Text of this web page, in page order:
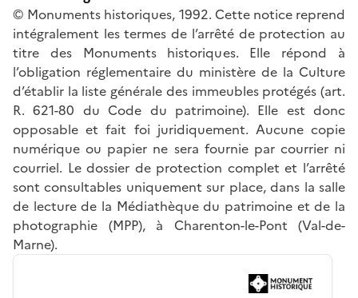
© Monuments historiques, 1992. Cette notice reprend
intégralement les termes de l’arrêté de protection au
titre des Monuments historiques. Elle répond à
l’obligation réglementaire du ministère de la Culture
d’établir la liste générale des immeubles protégés (art.
R. 621-80 du Code du patrimoine). Elle est donc
opposable et fait foi juridiquement. Aucune copie
numérique ou papier ne sera fournie par courrier ni
courriel. Le dossier de protection complet et l’arrêté
sont consultables uniquement sur place, dans la salle
de lecture de la Médiathèque du patrimoine et de la
photographie (MPP), à Charenton-le-Pont (Val-de-
Marne).